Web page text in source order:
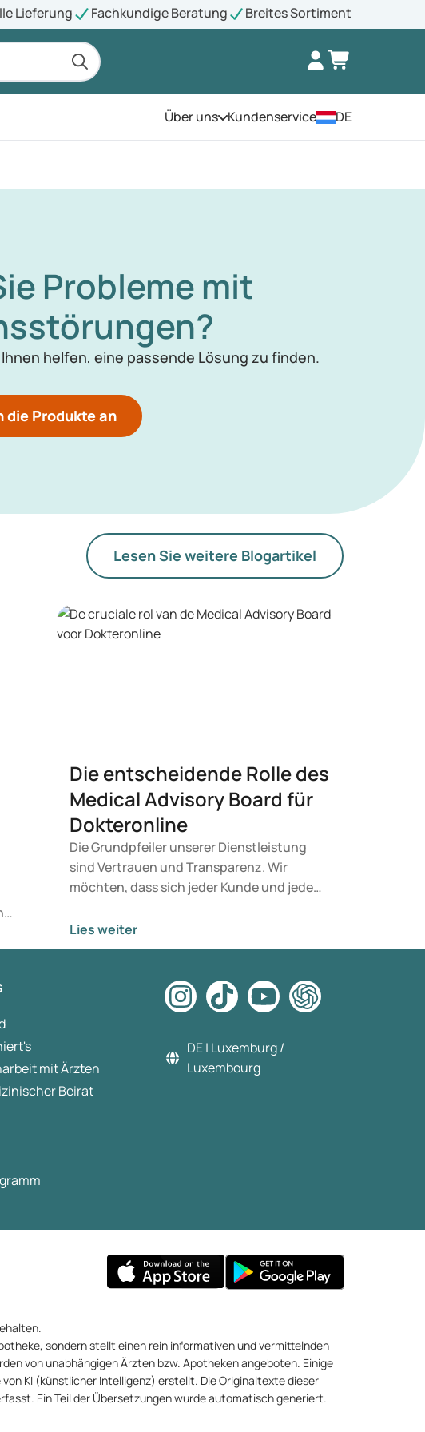
Lieferung Fachkundige Beratung Breites Sortiment
Über unsÖffnen Sie das Menü
Kundenservice DE
Probleme mit
helfen, eine passende Lösung zu finden.
die Produkte an
Lesen Sie weitere Blogartikel
Die entscheidende Rolle des
Medical Advisory Board für
Dokteronline
Die Grundpfeiler unserer Dienstleistung
sind Vertrauen und Transparenz. Wir
möchten, dass sich jeder Kunde und jede
laden wir Sie zu einem Blick hinter die
Kulissen ein, wo Sicherheit und Komfort
Lies weiter
mit Ärzten
Beirat
DE | Luxemburg /
Luxembourg
sondern stellt einen rein informativen und vermittelnden
von unabhängigen Ärzten bzw. Apotheken angeboten. Einige
KI (künstlicher Intelligenz) erstellt. Die Originaltexte dieser
Ein Teil der Übersetzungen wurde automatisch generiert.